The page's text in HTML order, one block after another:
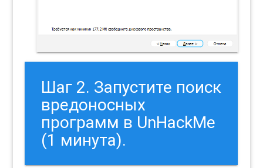
Шаг 2. Запустите поиск
вредоносных
программ в UnHackMe
(1 минута).